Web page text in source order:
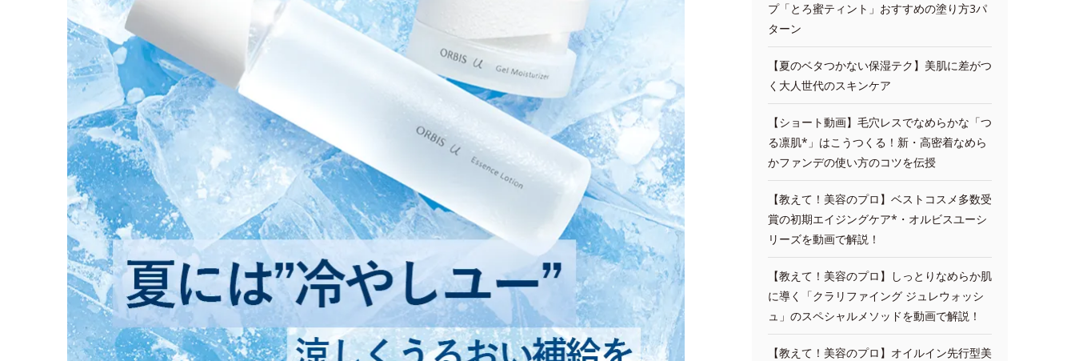
プ「とろ蜜ティント」おすすめの塗り方3パ
ターン
【夏のベタつかない保湿テク】美肌に差がつ
く大人世代のスキンケア
【ショート動画】毛穴レスでなめらかな「つ
る凛肌*」はこうつくる！新・高密着なめら
かファンデの使い方のコツを伝授
【教えて！美容のプロ】ベストコスメ多数受
賞の初期エイジングケア*・オルビスユーシ
リーズを動画で解説！
【教えて！美容のプロ】しっとりなめらか肌
に導く「クラリファイング ジュレウォッシ
ュ」のスペシャルメソッドを動画で解説！
【教えて！美容のプロ】オイルイン先行型美